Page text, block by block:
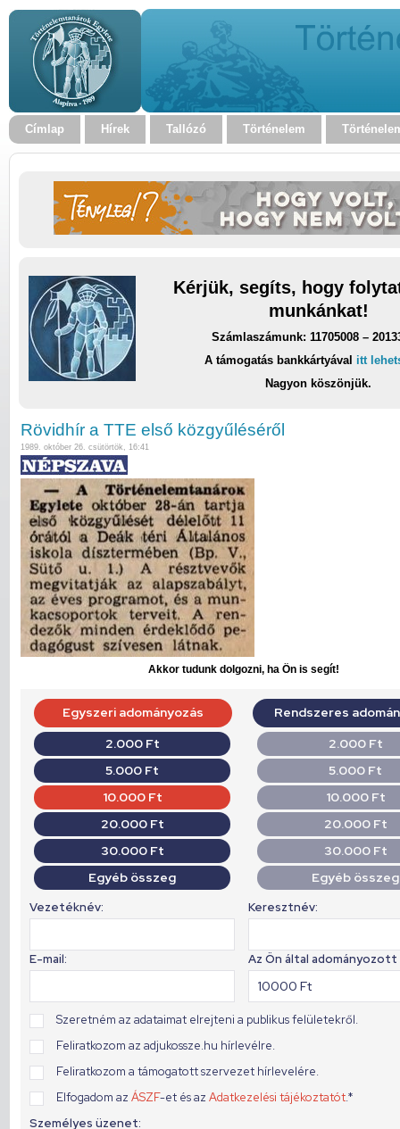
Címlap Hírek Tallózó Történelem
Kérjük, segíts, hogy
munkánkat!
Számlaszámunk: 11705008 –
A támogatás bankkártyával itt
Nagyon köszönjük.
Rövidhír a TTE első közgyűléséről
1989. október 26. csütörtök, 16:41
Akkor tudunk dolgozni, ha Ön is segít!